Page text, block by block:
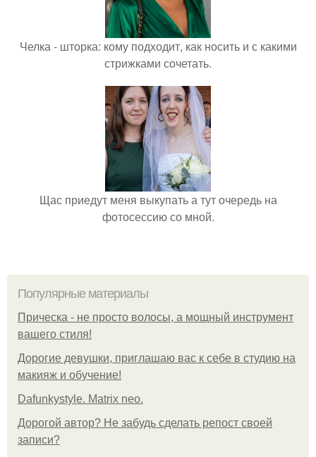
Челка - шторка: кому подходит, как носить и с какими
стрижками сочетать.
Щас приедут меня выкупать а тут очередь на
фотосессию со мной.
Популярные материалы
Прическа - не просто волосы, а мощный инструмент
вашего стиля!
Дорогие девушки, приглашаю вас к себе в студию на
макияж и обучение!
Dafunkystyle. Matrix neo.
Дорогой автор? Не забудь сделать репост своей
записи?